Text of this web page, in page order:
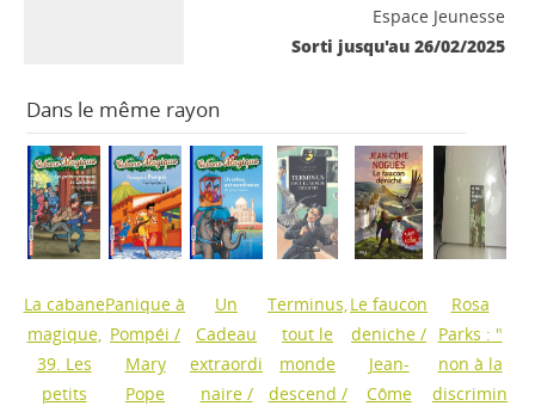
Espace Jeunesse
Sorti jusqu'au 26/02/2025
Dans le même rayon
La cabane
magique,
39. Les
petits
Panique à
Pompéi /
Mary
Pope
Un
Cadeau
extraordi
naire/
Terminus,
tout le
monde
descend /
Le faucon
deniche /
Jean-
Côme
Rosa
Parks : "
non à la
discrimin